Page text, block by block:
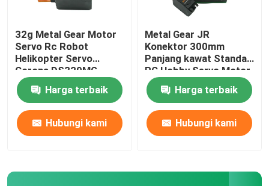
32g Metal Gear Motor
Servo Rc Robot
Helikopter Servo
Corona DS329MG
Harga terbaik
Hubungi kami
Metal Gear JR
Konektor 300mm
Panjang kawat Standar
RC Hobby Servo Motor
Harga terbaik
Hubungi kami